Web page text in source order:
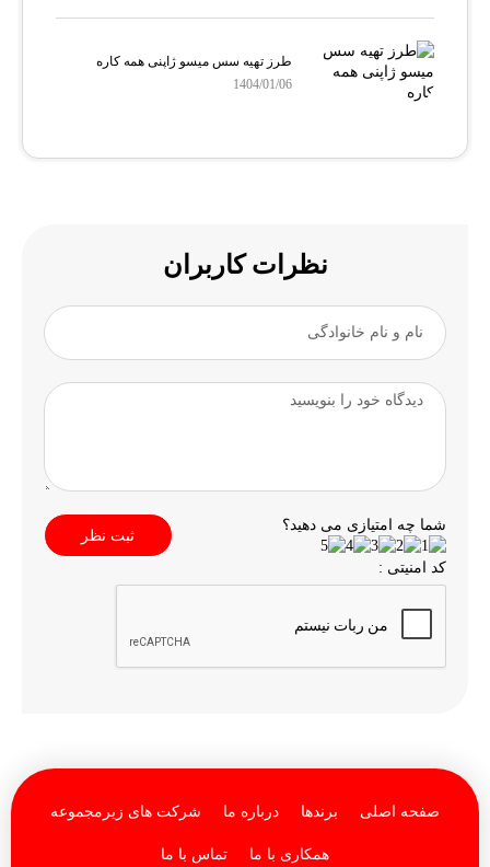
طرز تهیه سس میسو ژاپنی همه کاره
1404/01/06
نظرات کاربران
شما چه امتیازی می دهید؟
ثبت نظر
کد امنیتی :
صفحه اصلی برندها درباره ما شرکت های زیرمجموعه
همکاری با ما تماس با ما